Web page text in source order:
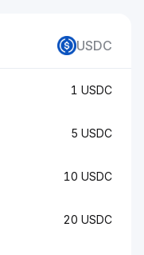
USDC
1 USDC
5 USDC
10 USDC
20 USDC